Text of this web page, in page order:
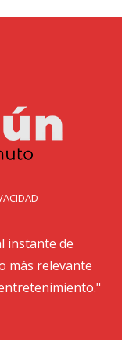
instante de
más relevante